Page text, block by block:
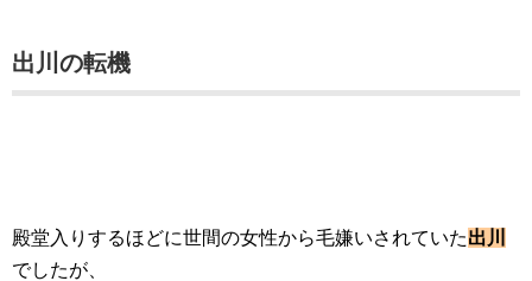
出川の転機
殿堂入りするほどに世間の女性から毛嫌いされていた出川
でしたが、